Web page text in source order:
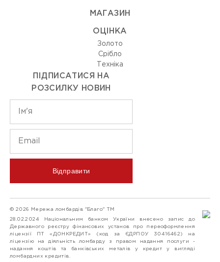
МАГАЗИН
ОЦIНКА
Золото
Срiбло
Технiка
ПІДПИСАТИСЯ НА
РОЗСИЛКУ НОВИН
Відправити
© 2026 Мережа ломбардів "Благо" ТМ
28.02.2024 Національним банком України внесено запис до
Державного реєстру фінансових установ про переоформлення
ліцензії ПТ «ДОНКРЕДИТ» (код за ЄДРПОУ 30416462) на
ліцензію на діяльність ломбарду з правом надання послуги -
надання коштів та банківських металів у кредит у вигляді
ломбардних кредитів.